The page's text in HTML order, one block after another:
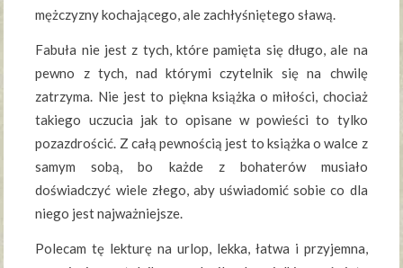
mężczyzny kochającego, ale zachłyśniętego sławą.
Fabuła nie jest z tych, które pamięta się długo, ale na
pewno z tych, nad którymi czytelnik się na chwilę
zatrzyma. Nie jest to piękna książka o miłości, chociaż
takiego uczucia jak to opisane w powieści to tylko
pozazdrościć. Z całą pewnością jest to książka o walce z
samym sobą, bo każde z bohaterów musiało
doświadczyć wiele złego, aby uświadomić sobie co dla
niego jest najważniejsze.
Polecam tę lekturę na urlop, lekka, łatwa i przyjemna,